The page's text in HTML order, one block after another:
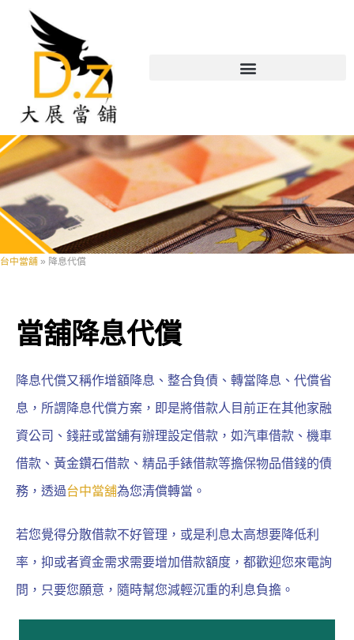
代償
台中當舖 » 降息代償
當舖降息代償
降息代償又稱作增額降息、整合負債、轉當降息、 代償省
息 ，所謂降息代償方案，即是將借款人目前正在其他家融
資公司、錢莊或當舖有辦理設定借款，如汽車借款、機車
借款、黃金鑽石借款、精品手錶借款等擔保物品借錢的債
務，透過台中當舖為您清償轉當。
若您覺得分散借款不好管理，或是利息太高想要降低利
率，抑或者資金需求需要增加借款額度，都歡迎您來電詢
問，只要您願意，隨時幫您減輕沉重的利息負擔。